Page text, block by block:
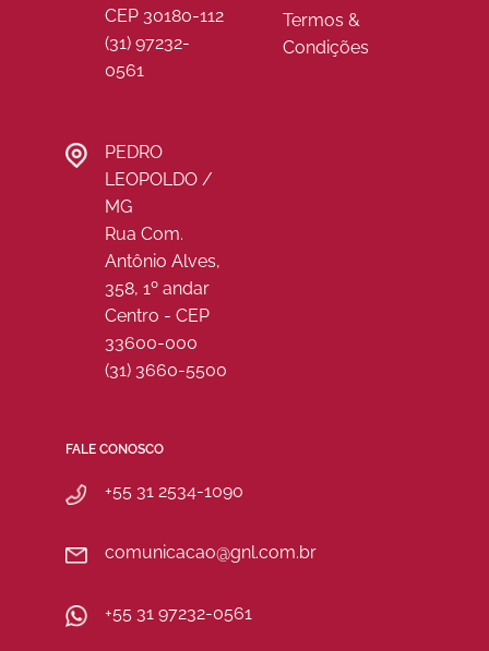
CEP 30180-112
(31) 97232-
0561
PEDRO
LEOPOLDO /
MG
Rua Com.
Antônio Alves,
358, 1º andar
Centro - CEP
33600-000
(31) 3660-5500
Termos &
Condições
FALE CONOSCO
+55 31 2534-1090
comunicacao@gnl.com.br
+55 31 97232-0561